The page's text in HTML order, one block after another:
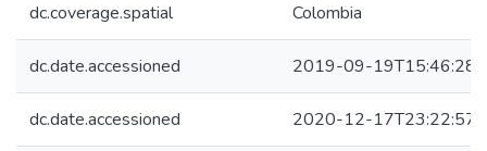
dc.coverage.spatial Colombia
dc.date.accessioned 2019-09-19T15:46:28Z
dc.date.accessioned 2020-12-17T23:22:57Z